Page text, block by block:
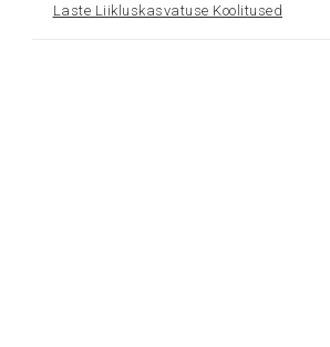
Laste Liikluskasvatuse Koolitused